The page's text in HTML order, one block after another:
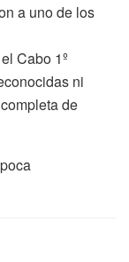
a uno de los
Cabo 1º
ni
de